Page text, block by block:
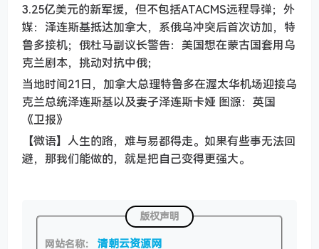
3.25亿美元的新军援，但不包括ATACMS远程导弹；外
媒：泽连斯基抵达加拿大，系俄乌冲突后首次访加，特
鲁多接机；俄杜马副议长警告：美国想在蒙古国套用乌
克兰剧本，挑动对抗中俄；
当地时间21日，加拿大总理特鲁多在渥太华机场迎接乌
克兰总统泽连斯基以及妻子泽连斯卡娅 图源：英国
《卫报》
【微语】人生的路，难与易都得走。如果有些事无法回
避，那我们能做的，就是把自己变得更强大。
版权声明
网站名称： 清朝云资源网